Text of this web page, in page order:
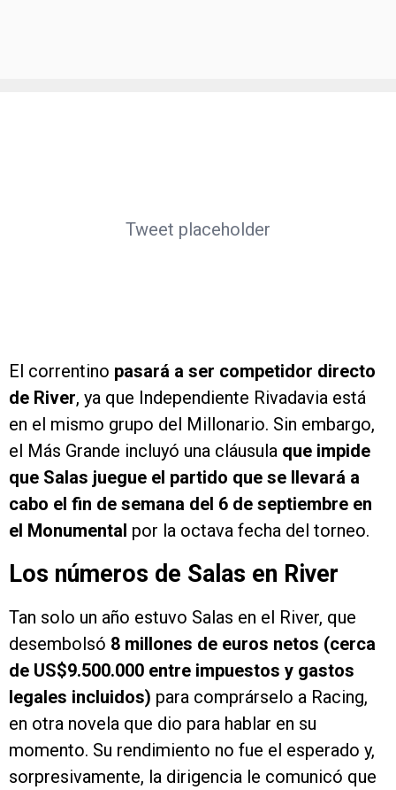
Tweet placeholder
El correntino pasará a ser competidor directo
de River, ya que Independiente Rivadavia está
en el mismo grupo del Millonario. Sin embargo,
el Más Grande incluyó una cláusula que impide
que Salas juegue el partido que se llevará a
cabo el fin de semana del 6 de septiembre en
el Monumental por la octava fecha del torneo.
Los números de Salas en River
Tan solo un año estuvo Salas en el River, que
desembolsó 8 millones de euros netos (cerca
de US$9.500.000 entre impuestos y gastos
legales incluidos) para comprárselo a Racing,
en otra novela que dio para hablar en su
momento. Su rendimiento no fue el esperado y,
sorpresivamente, la dirigencia le comunicó que